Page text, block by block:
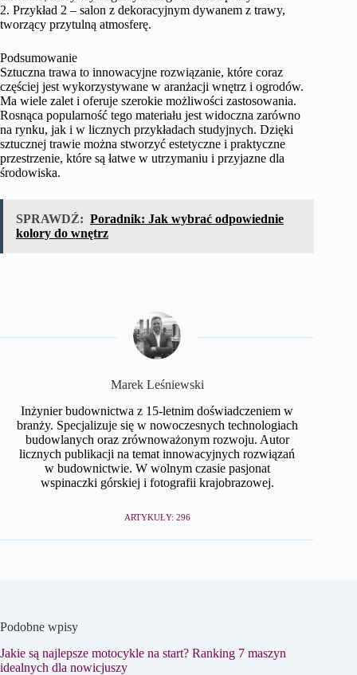
2. Przykład 2 – salon z dekoracyjnym dywanem z trawy,
tworzący przytulną atmosferę.
Podsumowanie
Sztuczna trawa to innowacyjne rozwiązanie, które coraz
częściej jest wykorzystywane w aranżacji wnętrz i ogrodów.
Ma wiele zalet i oferuje szerokie możliwości zastosowania.
Rosnąca popularność tego materiału jest widoczna zarówno
na rynku, jak i w licznych przykładach studyjnych. Dzięki
sztucznej trawie można stworzyć estetyczne i praktyczne
przestrzenie, które są łatwe w utrzymaniu i przyjazne dla
środowiska.
SPRAWDŹ: Poradnik: Jak wybrać odpowiednie
kolory do wnętrz
Marek Leśniewski
Inżynier budownictwa z 15-letnim doświadczeniem w
branży. Specjalizuje się w nowoczesnych technologiach
budowlanych oraz zrównoważonym rozwoju. Autor
licznych publikacji na temat innowacyjnych rozwiązań
w budownictwie. W wolnym czasie pasjonat
wspinaczki górskiej i fotografii krajobrazowej.
ARTYKUŁY: 296
Podobne wpisy
Jakie są najlepsze motocykle na start? Ranking 7 maszyn
idealnych dla nowicjuszy